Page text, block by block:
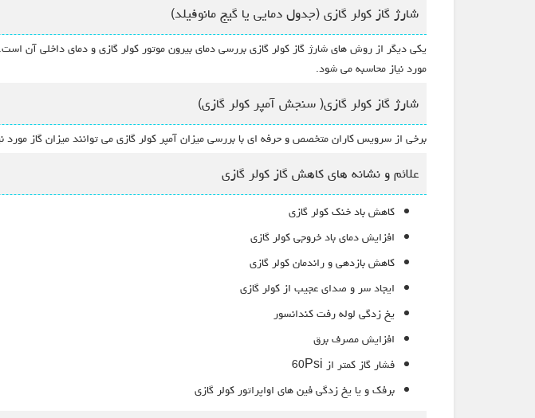
شارژ گاز کولر گازی (جدول دمایی یا گیج مانوفیلد)
یکی دیگر از روش های شارژ گاز کولر گازی بررسی دمای بیرون موتور کولر گازی و دمای داخلی آن
مورد نیاز محاسبه می شود.
شارژ گاز کولر گازی( سنجش آمپر کولر گازی)
برخی از سرویس کاران متخصص و حرفه ای با بررسی میزان آمپر کولر گازی می توانند میزان گاز مورد
علائم و نشانه های کاهش گاز کولر گازی
کاهش باد خنک کولر گازی
افزایش دمای باد خروجی کولر گازی
کاهش بازدهی و راندمان کولر گازی
ایجاد سر و صدای عجیب از کولر گازی
یخ زدگی لوله رفت کندانسور
افزایش مصرف برق
فشار گاز کمتر از 60Psi
برفک و یا یخ زدگی فین های اواپراتور کولر گازی